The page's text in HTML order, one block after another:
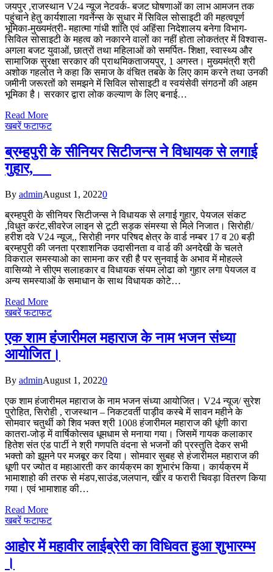
जयपुर ,राजस्थान V24 न्यूज नेटवर्क- बजट घोषणाओं का लाभ आमजन तक
पहुंचाने हेतु कार्यशाला गवर्नेन्स के सुधार में सिविल सोसाइटी की महत्वपूर्ण
भूमिका-मुख्यमंत्री- महात्मा गांधी शांति एवं अहिंसा निदेशालय बनेगा विभाग-
सिविल सोसाइटी के महत्व को नकारने वालों का नहीं होता लोकतंत्र में विश्वास-
अगला बजट युवाओं, छात्रों तथा महिलाओं को समर्पित- शिक्षा, स्वास्थ्य और
सामाजिक सुरक्षा सरकार की प्राथमिकताजयपुर, 1 अगस्त। मुख्यमंत्री श्री
अशोक गहलोत ने कहा कि समाज के वंचित तबके के लिए काम करने तथा उनकी
जमीनी जरूरतों को समझने में सिविल सोसाइटी व स्वयंसेवी संगठनों की अहम
भूमिका है। सरकार द्वारा लोक कल्याण के लिए बनाई…
Read More
खबरें फटाफट
ब्रम्हपुरी के सीनियर सिटीजन्स ने विधायक से लगाई
गुहार,
By adminAugust 1, 20220
ब्रम्हपुरी के सीनियर सिटीजन्स ने विधायक से लगाई गुहार, पेयजल संकट
,विधुत करंट,सीवरेज लाइन से टूटी सड़क संमस्या से मिले निजात। सिरोही/
हरीश दवे V24 न्यूज,, सिरोही नगर परिषद क्षेत्र के वार्ड नम्बर 17 व 20 बड़ी
ब्रम्हपुरी की जनता प्रशाशनिक उदासीनता व वार्ड की अनदेखी के चलते
विकराल समस्याओ का सामना कर रही है पर सुनवाई के अभाव में मोहल्ले
वासिय्यो ने सीएम सलाहकार व विधायक संयम लोढा को गुहार लगा पेयजल व
अन्य समस्याओं के समाधान के साथ विधायक कोटे…
Read More
खबरें फटाफट
एक शाम हंजारीमल महाराज के नाम भजन संध्या
आयोजित।
By adminAugust 1, 20220
एक शाम हंजारीमल महाराज के नाम भजन संध्या आयोजित। V24 न्यूज/ सुरेश
पुरोहित, सिरोही , राजस्थान – निकटवर्ती पाड़ीव कस्बे में सावन महीने के
सोमवार चतुर्थी को शिव भक्त श्री 1008 हंजारीमल महाराज की धूंणी कारा
कातरा-जोड़ में वार्षिकोत्सव धूमधाम से मनाया गया। जिसमें गायक कलाकार
हितेश संत एंड पार्टी ने श्री गणपति वंदना से भजनों की प्रस्तुति देकर सभी
भक्तो को झूमने पर मजबूर कर दिया। सोमवार सुबह से हंजारीमल महाराज की
धूणी पर ज्योत व महाआरती कर कार्यक्रम का शुभारंभ किया। कार्यक्रम में
भामाशाहो की तरफ से मंडप,साउंड,जलपान, खीर व फरारी चिवड़ा वितरण किया
गया। एवं भामाशाह की…
Read More
खबरें फटाफट
आहोर में महावीर लाईब्रेरी का विधिवत हुआ शुभारम्भ
।